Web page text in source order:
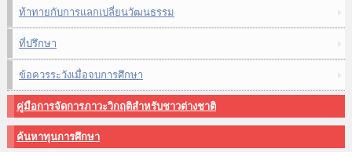
ท้าทายกับการแลกเปลี่ยนวัฒนธรรม
ที่ปรึกษา
ข้อควรระวังเมื่อจบการศึกษา
คู่มือการจัดการภาวะวิกฤติสำหรับชาวต่างชาติ
ค้นหาทุนการศึกษา